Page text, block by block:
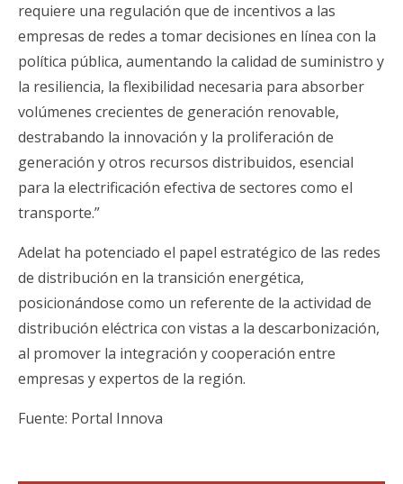
requiere una regulación que de incentivos a las
empresas de redes a tomar decisiones en línea con la
política pública, aumentando la calidad de suministro y
la resiliencia, la flexibilidad necesaria para absorber
volúmenes crecientes de generación renovable,
destrabando la innovación y la proliferación de
generación y otros recursos distribuidos, esencial
para la electrificación efectiva de sectores como el
transporte.”
Adelat ha potenciado el papel estratégico de las redes
de distribución en la transición energética,
posicionándose como un referente de la actividad de
distribución eléctrica con vistas a la descarbonización,
al promover la integración y cooperación entre
empresas y expertos de la región.
Fuente: Portal Innova